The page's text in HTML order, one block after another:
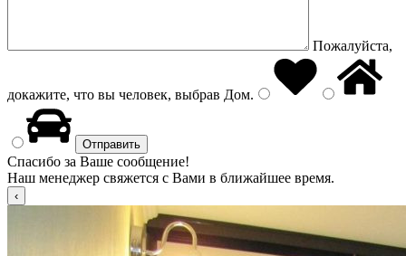
Пожалуйста,
докажите, что вы человек, выбрав Дом.
Спасибо за Ваше сообщение!
Наш менеджер свяжется с Вами в ближайшее время.